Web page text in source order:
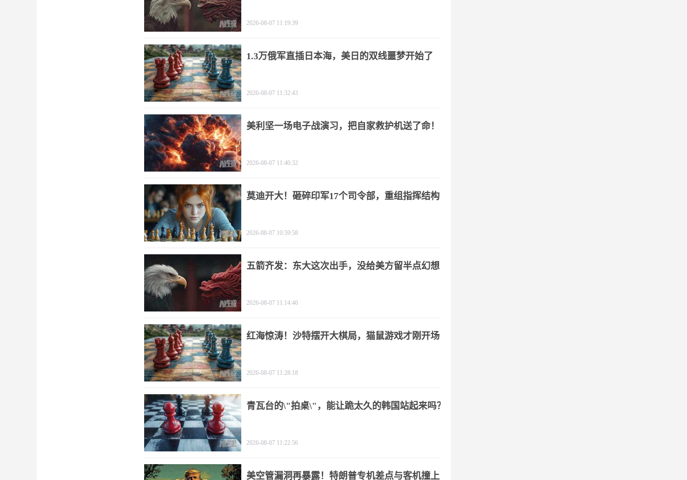
2026-08-07 11:19:39
1.3万俄军直插日本海，美日的双线噩梦开始了
2026-08-07 11:32:43
美利坚一场电子战演习，把自家救护机送了命！
2026-08-07 11:40:32
莫迪开大！砸碎印军17个司令部，重组指挥结构
2026-08-07 10:59:58
五箭齐发：东大这次出手，没给美方留半点幻想
2026-08-07 11:14:46
红海惊涛！沙特摆开大棋局，猫鼠游戏才刚开场
2026-08-07 11:28:18
青瓦台的\"拍桌\"，能让跪太久的韩国站起来吗？
2026-08-07 11:22:56
美空管漏洞再暴露！特朗普专机差点与客机撞上